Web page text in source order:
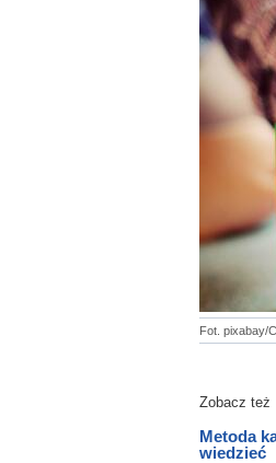
Fot. pixabay/
Zobacz też
Metoda
wiedzieć